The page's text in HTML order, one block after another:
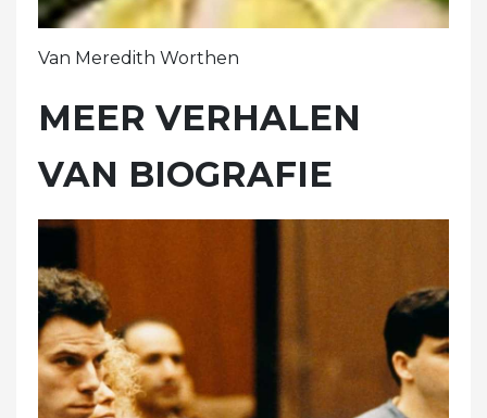
Van Meredith Worthen
MEER VERHALEN
VAN BIOGRAFIE